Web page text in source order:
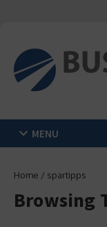
MENU
Home / spartipps
Browsing